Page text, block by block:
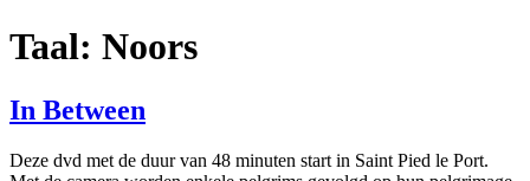
Taal: Noors
In Between
Deze dvd met de duur van 48 minuten start in Saint Pied le Port.